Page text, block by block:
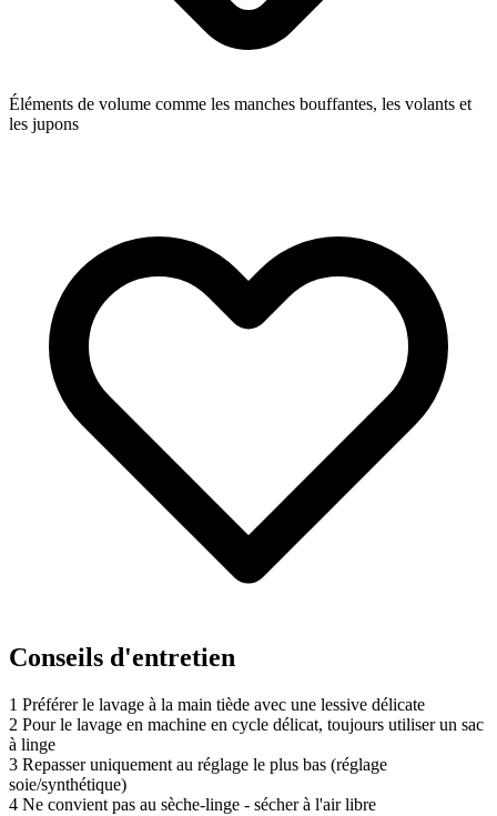
Éléments de volume comme les manches bouffantes, les volants et
les jupons
Conseils d'entretien
1 Préférer le lavage à la main tiède avec une lessive délicate
2 Pour le lavage en machine en cycle délicat, toujours utiliser un sac
à linge
3 Repasser uniquement au réglage le plus bas (réglage
soie/synthétique)
4 Ne convient pas au sèche-linge - sécher à l'air libre